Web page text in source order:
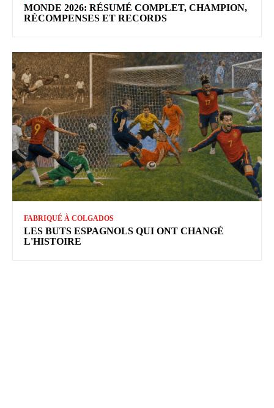
MONDE 2026: RÉSUMÉ COMPLET, CHAMPION,
RÉCOMPENSES ET RECORDS
FABRIQUÉ À COLGADOS
LES BUTS ESPAGNOLS QUI ONT CHANGÉ
L'HISTOIRE